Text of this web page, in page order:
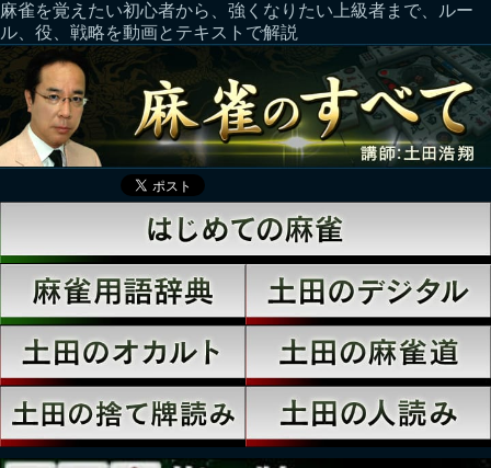
麻雀を覚えたい初心者から、強くなりたい上級者まで、ルー
ル、役、戦略を動画とテキストで解説